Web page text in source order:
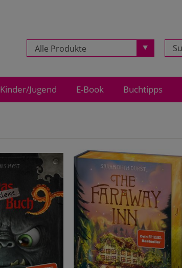
Alle Produkte
Kinder/Jugend E-Book Buchtipps